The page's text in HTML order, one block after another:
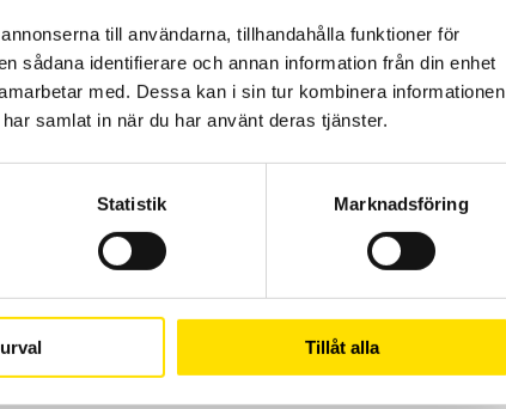
till användarna, tillhandahålla funktioner för
sådana identifierare och annan information från din enhet
med. Dessa kan i sin tur kombinera informationen
samlat in när du har använt deras tjänster.
Statistik Marknadsföring
Tillåt alla